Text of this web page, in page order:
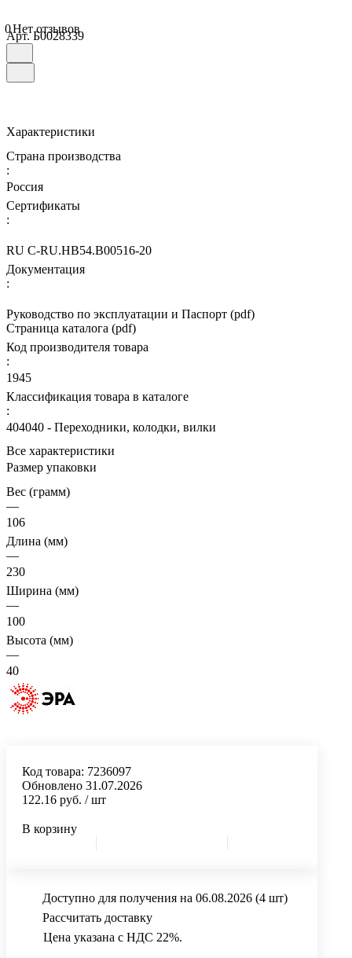
0Нет отзывов
Арт.Б0028339
Характеристики
Страна производства
:
Россия
Сертификаты
:
RU C-RU.НВ54.B00516-20
Документация
:
Руководство по эксплуатации и Паспорт (pdf)
Страница каталога (pdf)
Код производителя товара
:
1945
Классификация товара в каталоге
:
404040 - Переходники, колодки, вилки
Все характеристики
Размер упаковки
Вес (грамм)
—
106
Длина (мм)
—
230
Ширина (мм)
—
100
Высота (мм)
—
40
Код товара: 7236097
Обновлено 31.07.2026
122.16 руб. / шт
В корзину
Доступно для получения на 06.08.2026 (4 шт)
Рассчитать доставку
Цена указана с НДС 22%.